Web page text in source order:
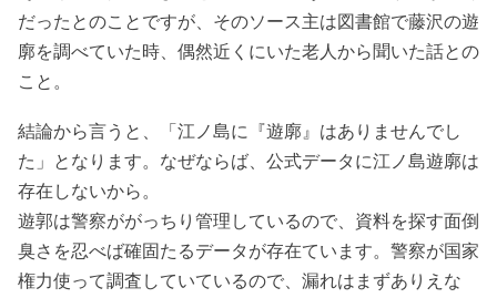
だったとのことですが、そのソース主は図書館で藤沢の遊
廓を調べていた時、偶然近くにいた老人から聞いた話との
こと。
結論から言うと、「江ノ島に『遊廓』はありませんでし
た」となります。なぜならば、公式データに江ノ島遊廓は
存在しないから。
遊郭は警察ががっちり管理しているので、資料を探す面倒
臭さを忍べば確固たるデータが存在ています。警察が国家
権力使って調査していているので、漏れはまずありえな